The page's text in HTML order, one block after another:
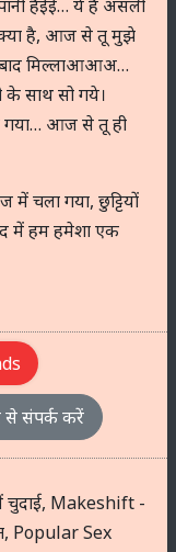
हैईई… ये है असली
है, आज से तू मुझे
मिल्लाआआअ…
के साथ सो गये।
गया… आज से तू ही
चला गया, छुट्टियों
में हम हमेशा एक
से संपर्क करें
चुदाई, Makeshift -
, Popular Sex